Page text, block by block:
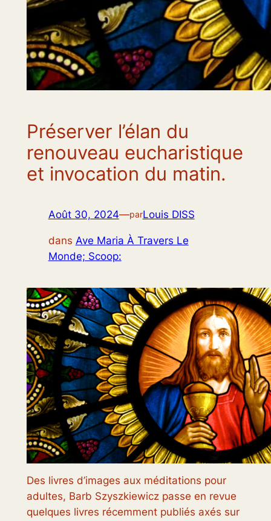
Préserver l’élan du
renouveau eucharistique
et invocation du matin.
Août 30, 2024—parLouis DISS
dans Ave Maria À Travers Le
Monde; Scoop:
Des livres d’images aux méditations pour
adultes, Barb Szyszkiewicz passe en revue
quelques livres récemment publiés axés sur